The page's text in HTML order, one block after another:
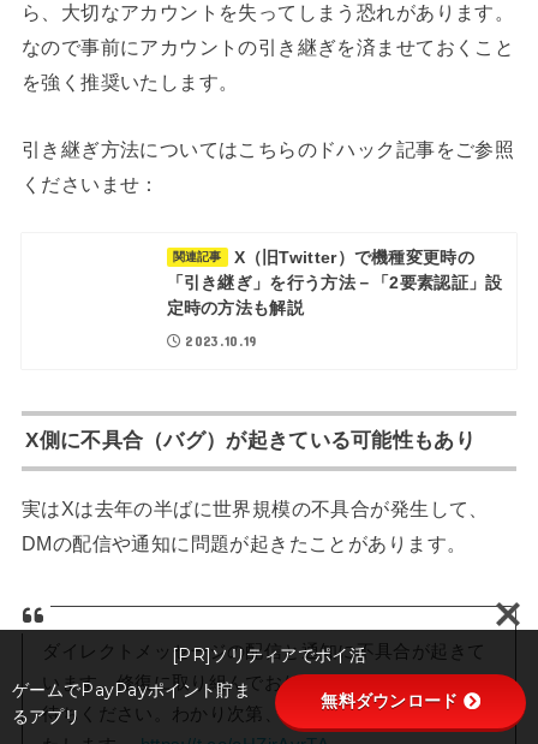
ら、大切なアカウントを失ってしまう恐れがあります。
なので事前にアカウントの引き継ぎを済ませておくこと
を強く推奨いたします。
引き継ぎ方法についてはこちらのドハック記事をご参照
くださいませ：
関連記事
X（旧Twitter）で機種変更時の
「引き継ぎ」を行う方法－「2要素認証」設
定時の方法も解説
2023.10.19
X側に不具合（バグ）が起きている可能性もあり
実はXは去年の半ばに世界規模の不具合が発生して、
DMの配信や通知に問題が起きたことがあります。
ダイレクトメッセージの配信と通知に不具合が起きて
います。修復に取り組んでおりますので、しばらくお
待ちください。わかり次第、こちらにアップデートい
[PR]ソリティアでポイ活
ゲームでPayPayポイント貯ま
るアプリ
無料ダウンロード